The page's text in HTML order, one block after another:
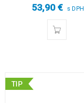
53,90€ s DPH
TIP